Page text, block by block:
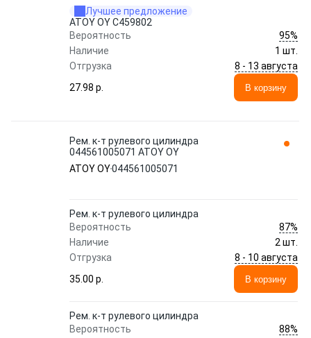
Лучшее предложение
ATOY OY C459802
Вероятность
95%
Наличие
1 шт.
Отгрузка
8 - 13 августа
27.98 p.
В корзину
Рем. к-т рулевого цилиндра
044561005071 ATOY OY
ATOY OY044561005071
Рем. к-т рулевого цилиндра
Вероятность
87%
Наличие
2 шт.
Отгрузка
8 - 10 августа
35.00 p.
В корзину
Рем. к-т рулевого цилиндра
Вероятность
88%